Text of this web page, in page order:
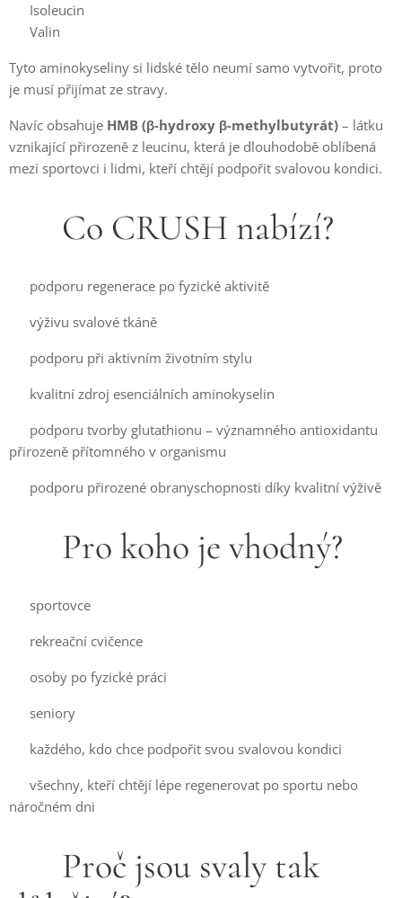
✔ Isoleucin
✔ Valin
Tyto aminokyseliny si lidské tělo neumí samo vytvořit, proto
je musí přijímat ze stravy.
Navíc obsahuje HMB (β-hydroxy β-methylbutyrát) – látku
vznikající přirozeně z leucinu, která je dlouhodobě oblíbená
mezi sportovci i lidmi, kteří chtějí podpořit svalovou kondici.
💪 Co CRUSH nabízí?
✅ podporu regenerace po fyzické aktivitě
✅ výživu svalové tkáně
✅ podporu při aktivním životním stylu
✅ kvalitní zdroj esenciálních aminokyselin
✅ podporu tvorby glutathionu – významného antioxidantu
přirozeně přítomného v organismu
✅ podporu přirozené obranyschopnosti díky kvalitní výživě
🏋️ Pro koho je vhodný?
✔ sportovce
✔ rekreační cvičence
✔ osoby po fyzické práci
✔ seniory
✔ každého, kdo chce podpořit svou svalovou kondici
✔ všechny, kteří chtějí lépe regenerovat po sportu nebo
náročném dni
🔬 Proč jsou svaly tak